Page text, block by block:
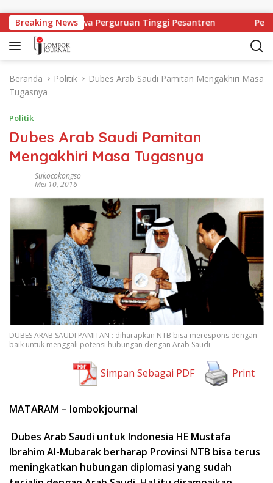
Breaking News
Bagi Mahasiswa Perguruan Tinggi Pesantren
Beranda Politik
Dubes Arab Saudi Pamitan Mengakhiri Masa
Tugasnya
Politik
Dubes Arab Saudi Pamitan
Mengakhiri Masa Tugasnya
Sukocokongso
Mei 10, 2016
DUBES ARAB SAUDI PAMITAN : diharapkan NTB bisa merespons dengan
baik untuk menggali potensi hubungan dengan Arab Saudi
Simpan Sebagai PDF Print
MATARAM – lombokjournal
Dubes Arab Saudi untuk Indonesia HE Mustafa
Ibrahim Al-Mubarak berharap Provinsi NTB bisa terus
meningkatkan hubungan diplomasi yang sudah